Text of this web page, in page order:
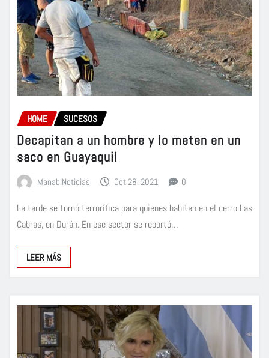
HOME SUCESOS
Decapitan a un hombre y lo meten en un
saco en Guayaquil
ManabiNoticias Oct 28, 2021 0
La tarde se tornó terrorífica para quienes habitan en el cerro Las
Cabras, en Durán. En ese sector se reportó…
LEER MÁS